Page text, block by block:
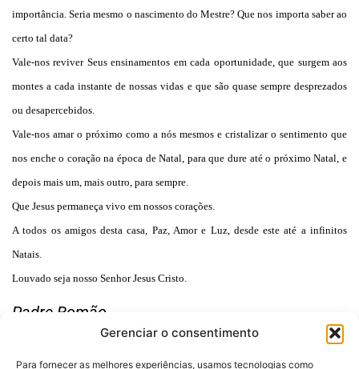
Gerenciar o consentimento
Para fornecer as melhores experiências, usamos tecnologias como
importância. Seria mesmo o nascimento do Mestre? Que nos importa saber ao
certo tal data?
Vale-nos reviver Seus ensinamentos em cada oportunidade, que surgem aos
montes a cada instante de nossas vidas e que são quase sempre desprezados
ou desapercebidos.
Vale-nos amar o próximo como a nós mesmos e cristalizar o sentimento que
nos enche o coração na época de Natal, para que dure até o próximo Natal, e
depois mais um, mais outro, para sempre.
Que Jesus permaneça vivo em nossos corações.
A todos os amigos desta casa, Paz, Amor e Luz, desde este até a infinitos
Natais.
Louvado seja nosso Senhor Jesus Cristo.
Padre Romão.